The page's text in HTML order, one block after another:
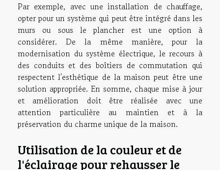
Par exemple, avec une installation de chauffage,
opter pour un système qui peut être intégré dans les
murs ou sous le plancher est une option à
considérer. De la même manière, pour la
modernisation du système électrique, le recours à
des conduits et des boîtiers de commutation qui
respectent l'esthétique de la maison peut être une
solution appropriée. En somme, chaque mise à jour
et amélioration doit être réalisée avec une
attention particulière au maintien et à la
préservation du charme unique de la maison.
Utilisation de la couleur et de
l'éclairage pour rehausser le